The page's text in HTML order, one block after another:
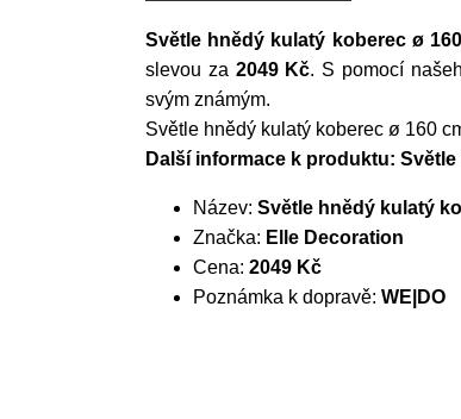
Světle hnědý kulatý koberec ø
slevou za 2049 Kč. S pomocí
svým známým.
Světle hnědý kulatý koberec ø 160
Další informace k produktu:
Název: Světle hnědý kulatý
Značka: Elle Decoration
Cena: 2049 Kč
Poznámka k dopravě: WE|DO